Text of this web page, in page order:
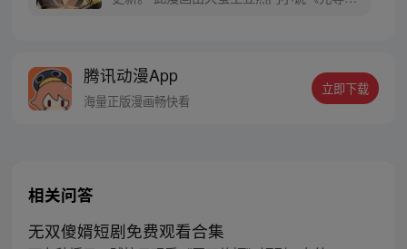
腾讯动漫App
海量正版漫画畅快看
立即下载
相关问答
无双傻婿短剧免费观看合集